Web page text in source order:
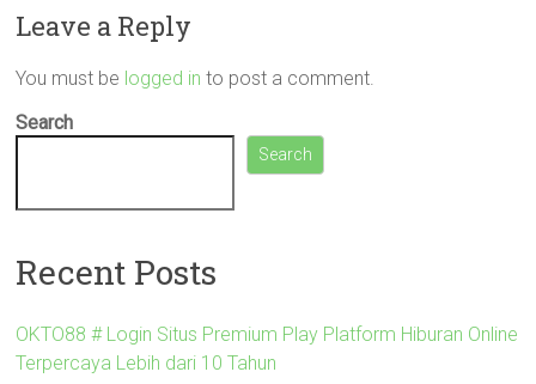
Leave a Reply
You must be logged in to post a comment.
Search
Search
Recent Posts
OKTO88 # Login Situs Premium Play Platform Hiburan Online
Terpercaya Lebih dari 10 Tahun